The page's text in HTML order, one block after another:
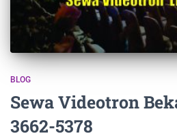
BLOG
Sewa Videotron
3662-5378